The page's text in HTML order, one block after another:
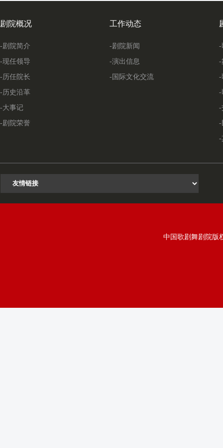
剧院概况
-剧院简介
-现任领导
-历任院长
-历史沿革
-大事记
-剧院荣誉
工作动态
-剧院新闻
-演出信息
-国际文化交流
-
-
-
-
-
-
-
中国歌剧舞剧院版